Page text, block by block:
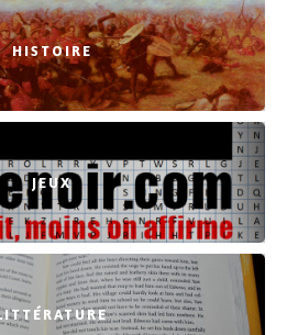
HISTOIRE
JEUX